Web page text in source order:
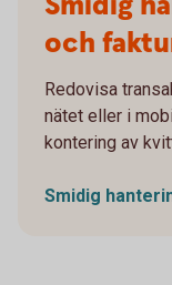
och
Redovisa
nätet eller i
kontering av
Smidig